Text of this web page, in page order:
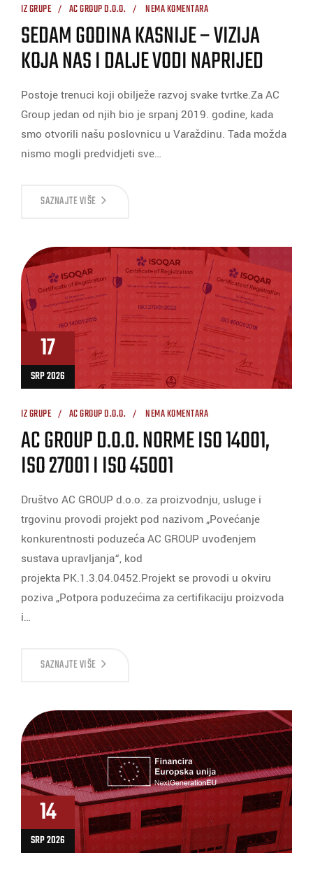
IZ GRUPE AC GROUP D.O.O. NEMA KOMENTARA
SEDAM GODINA KASNIJE – VIZIJA
KOJA NAS I DALJE VODI NAPRIJED
Postoje trenuci koji obilježe razvoj svake tvrtke.Za AC
Group jedan od njih bio je srpanj 2019. godine, kada
smo otvorili našu poslovnicu u Varaždinu. Tada možda
nismo mogli predvidjeti sve…
SAZNAJTE VIŠE
17
SRP 2026
IZ GRUPE AC GROUP D.O.O. NEMA KOMENTARA
AC GROUP D.O.O. NORME ISO 14001,
ISO 27001 I ISO 45001
Društvo AC GROUP d.o.o. za proizvodnju, usluge i
trgovinu provodi projekt pod nazivom „Povećanje
konkurentnosti poduzeća AC GROUP uvođenjem
sustava upravljanja“, kod
projekta PK.1.3.04.0452.Projekt se provodi u okviru
poziva „Potpora poduzećima za certifikaciju proizvoda
i…
SAZNAJTE VIŠE
14
SRP 2026